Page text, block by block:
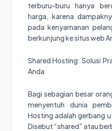
terburu-buru hanya
harga, karena
pada kenyamanan
berkunjung ke situs web
Shared Hosting: Solusi
Anda
Bagi sebagian besar
menyentuh dunia
Hosting adalah gerbang
Disebut “shared” atau